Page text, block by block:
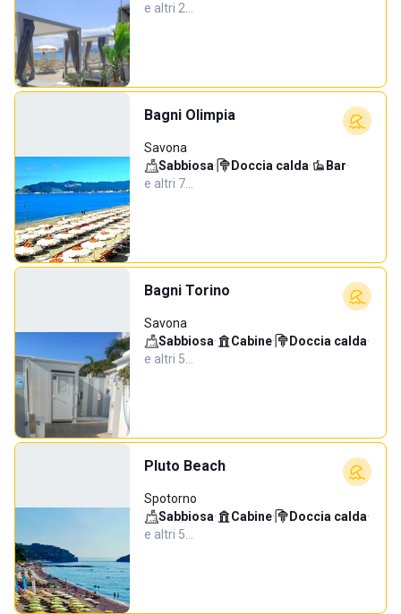
e altri 2…
Bagni Olimpia
Savona
Sabbiosa· Doccia calda· Bar·
e altri 7…
Bagni Torino
Savona
Sabbiosa· Cabine· Doccia calda·
e altri 5…
Pluto Beach
Spotorno
Sabbiosa· Cabine· Doccia calda·
e altri 5…